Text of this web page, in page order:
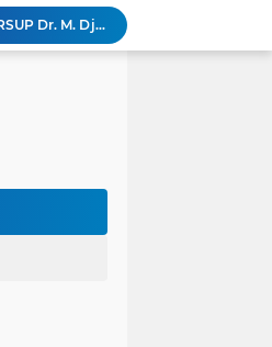
Tingkatkan Mutu Pelayanan, Pemko Pariaman Gandeng RSUP Dr. M. Djamil Padang
Pisah Sambut Kapolres, Yota Balad Tekankan Pentingnya Sinergi Jaga Kondusivitas Daerah